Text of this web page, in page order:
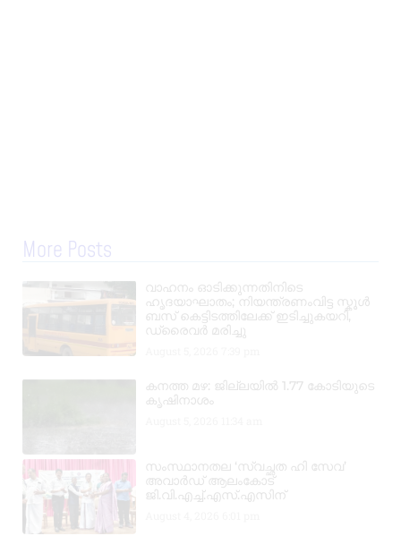
More Posts
വാഹനം ഓടിക്കുന്നതിനിടെ
ഹൃദയാഘാതം; നിയന്ത്രണംവിട്ട സ്കൂൾ
ബസ് കെട്ടിടത്തിലേക്ക് ഇടിച്ചുകയറി,
ഡ്രൈവർ മരിച്ചു
കനത്ത മഴ: ജില്ലയിൽ 1.77 കോടിയുടെ
കൃഷിനാശം
സംസ്ഥാനതല ‘സ്വച്ഛത ഹി സേവ’
അവാർഡ് ആലംകോട്
ജി.വി.എച്ച്.എസ്.എസിന്